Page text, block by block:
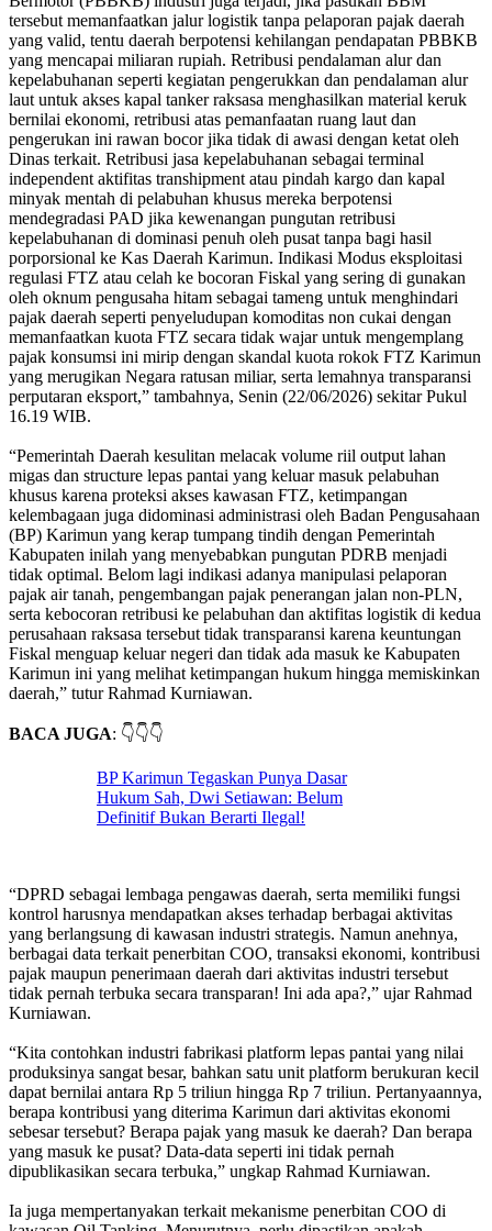
tersebut memanfaatkan jalur logistik tanpa pelaporan pajak daerah
yang valid, tentu daerah berpotensi kehilangan pendapatan PBBKB
yang mencapai miliaran rupiah. Retribusi pendalaman alur dan
kepelabuhanan seperti kegiatan pengerukkan dan pendalaman alur
laut untuk akses kapal tanker raksasa menghasilkan material keruk
bernilai ekonomi, retribusi atas pemanfaatan ruang laut dan
pengerukan ini rawan bocor jika tidak di awasi dengan ketat oleh
Dinas terkait. Retribusi jasa kepelabuhanan sebagai terminal
independent aktifitas transhipment atau pindah kargo dan kapal
minyak mentah di pelabuhan khusus mereka berpotensi
mendegradasi PAD jika kewenangan pungutan retribusi
kepelabuhanan di dominasi penuh oleh pusat tanpa bagi hasil
porporsional ke Kas Daerah Karimun. Indikasi Modus eksploitasi
regulasi FTZ atau celah ke bocoran Fiskal yang sering di gunakan
oleh oknum pengusaha hitam sebagai tameng untuk menghindari
pajak daerah seperti penyeludupan komoditas non cukai dengan
memanfaatkan kuota FTZ secara tidak wajar untuk mengemplang
pajak konsumsi ini mirip dengan skandal kuota rokok FTZ Karimun
yang merugikan Negara ratusan miliar, serta lemahnya transparansi
perputaran eksport,” tambahnya, Senin (22/06/2026) sekitar Pukul
16.19 WIB.
“Pemerintah Daerah kesulitan melacak volume riil output lahan
migas dan structure lepas pantai yang keluar masuk pelabuhan
khusus karena proteksi akses kawasan FTZ, ketimpangan
kelembagaan juga didominasi administrasi oleh Badan Pengusahaan
(BP) Karimun yang kerap tumpang tindih dengan Pemerintah
Kabupaten inilah yang menyebabkan pungutan PDRB menjadi
tidak optimal. Belom lagi indikasi adanya manipulasi pelaporan
pajak air tanah, pengembangan pajak penerangan jalan non-PLN,
serta kebocoran retribusi ke pelabuhan dan aktifitas logistik di kedua
perusahaan raksasa tersebut tidak transparansi karena keuntungan
Fiskal menguap keluar negeri dan tidak ada masuk ke Kabupaten
Karimun ini yang melihat ketimpangan hukum hingga memiskinkan
daerah,” tutur Rahmad Kurniawan.
BACA JUGA: 👇👇👇
BP Karimun Tegaskan Punya Dasar
Hukum Sah, Dwi Setiawan: Belum
Definitif Bukan Berarti Ilegal!
“DPRD sebagai lembaga pengawas daerah, serta memiliki fungsi
kontrol harusnya mendapatkan akses terhadap berbagai aktivitas
yang berlangsung di kawasan industri strategis. Namun anehnya,
berbagai data terkait penerbitan COO, transaksi ekonomi, kontribusi
pajak maupun penerimaan daerah dari aktivitas industri tersebut
tidak pernah terbuka secara transparan! Ini ada apa?,” ujar Rahmad
Kurniawan.
“Kita contohkan industri fabrikasi platform lepas pantai yang nilai
produksinya sangat besar, bahkan satu unit platform berukuran kecil
dapat bernilai antara Rp 5 triliun hingga Rp 7 triliun. Pertanyaannya,
berapa kontribusi yang diterima Karimun dari aktivitas ekonomi
sebesar tersebut? Berapa pajak yang masuk ke daerah? Dan berapa
yang masuk ke pusat? Data-data seperti ini tidak pernah
dipublikasikan secara terbuka,” ungkap Rahmad Kurniawan.
Ia juga mempertanyakan terkait mekanisme penerbitan COO di